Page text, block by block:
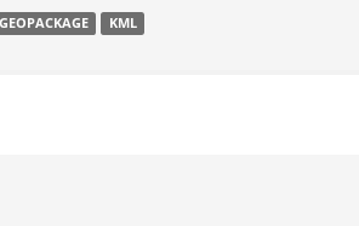
GEOPACKAGE KML